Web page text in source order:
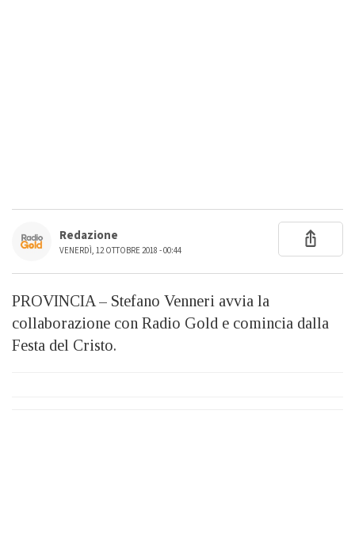
Redazione
VENERDÌ, 12 OTTOBRE 2018 - 00:44
PROVINCIA – Stefano Venneri avvia la
collaborazione con Radio Gold e comincia dalla
Festa del Cristo.